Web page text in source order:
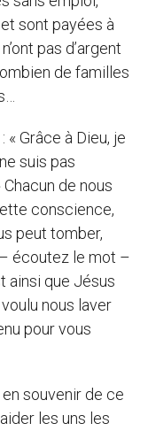
sont payées à
pas d’argent
de familles
« Grâce à Dieu, je
suis pas
de nous
conscience,
peut tomber,
écoutez le mot –
ainsi que Jésus
nous laver
pour vous
souvenir de ce
les uns les